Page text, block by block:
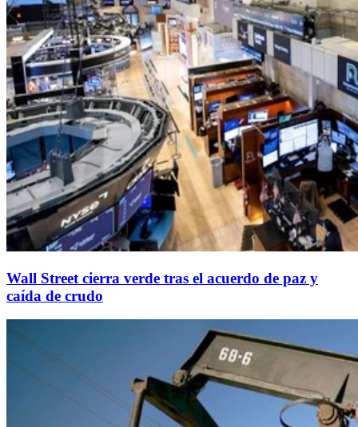
Wall Street cierra verde tras el acuerdo de paz y
caída de crudo